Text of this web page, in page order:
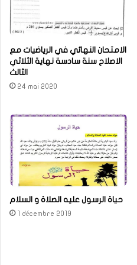
الامتحان النهائي في الرياضيات مع
الاصلاح سنة سادسة نهاية الثلاثي
الثالث
24 mai 2020
حياة الرسول عليه الصلاة و السلام
1 décembre 2019